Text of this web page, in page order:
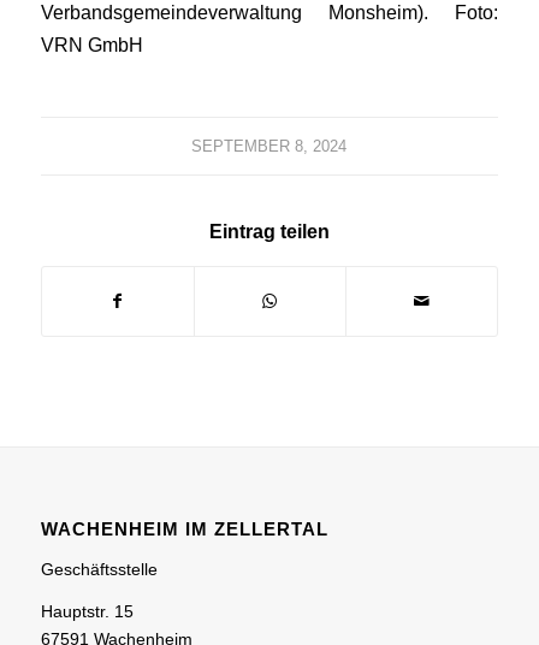
Verbandsgemeindeverwaltung Monsheim). Foto:
VRN GmbH
SEPTEMBER 8, 2024
Eintrag teilen
WACHENHEIM IM ZELLERTAL
Geschäftsstelle
Hauptstr. 15
67591 Wachenheim